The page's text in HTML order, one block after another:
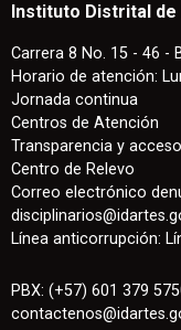
Instituto Distrital
Carrera 8 No. 15 - 46 -
Horario de atención:
Jornada continua
Centros de Atención
Transparencia y
Centro de Relevo
Correo electrónico
Línea anticorrupción:
PBX: (+57) 601 379
contactenos@